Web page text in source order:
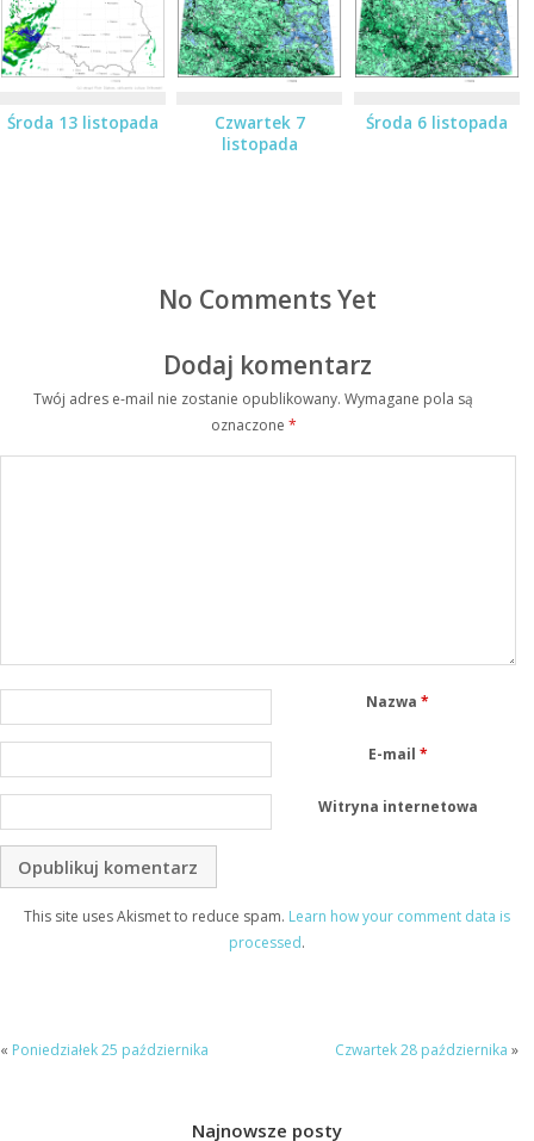
Środa 13 listopada
Czwartek 7
listopada
Środa 6 listopada
No Comments Yet
Dodaj komentarz
Twój adres e-mail nie zostanie opublikowany. Wymagane pola są
oznaczone *
Nazwa*
E-mail *
Witryna internetowa
This site uses Akismet to reduce spam. Learn how your comment data is
processed.
« Poniedziałek 25 października Czwartek 28 października »
Najnowsze posty